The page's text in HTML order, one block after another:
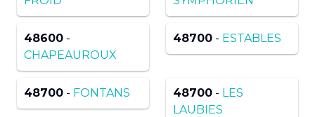
48600 -
CHAPEAUROUX
48700 - ESTABLES
48700 - FONTANS 48700 - LES
LAUBIES